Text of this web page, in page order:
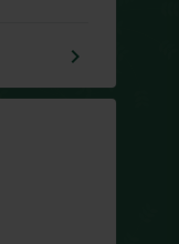
keyboard_arrow_right